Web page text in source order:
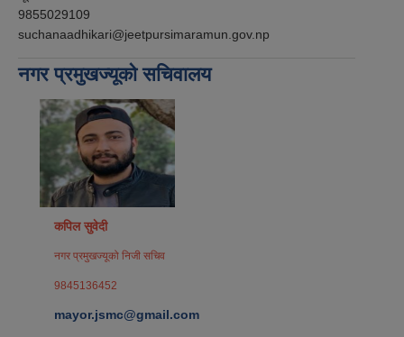
9855029109
suchanaadhikari@jeetpursimaramun.gov.np
नगर प्रमुखज्यूको सचिवालय
कपिल सुवेदी
नगर प्रमुखज्यूको निजी सचिव
9845136452
mayor.jsmc@gmail.com